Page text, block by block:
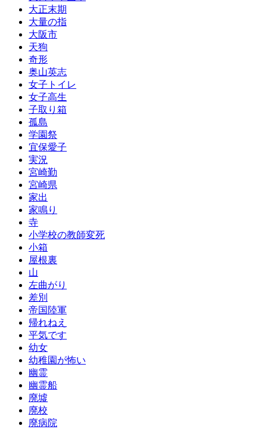
大正末期
大量の指
大阪市
天狗
奇形
奥山英志
女子トイレ
女子高生
子取り箱
孤島
学園祭
宜保愛子
実況
宮崎勤
宮崎県
家出
家鳴り
寺
小学校の教師変死
小箱
屋根裏
山
左曲がり
差別
帝国陸軍
帰れねえ
平気です
幼女
幼稚園が怖い
幽霊
幽霊船
廃墟
廃校
廃病院